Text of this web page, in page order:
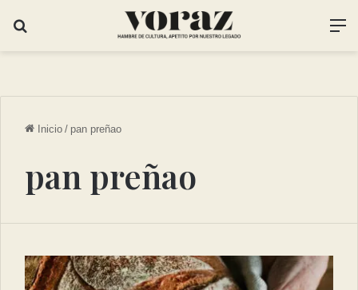
Inicio / pan preñao
pan preñao